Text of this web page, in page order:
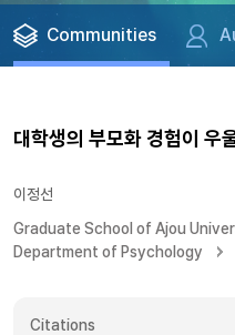
Communities
대학생의 부모화 경험이 우
이정선
Graduate School of Ajou
Department of Psychology
Citations